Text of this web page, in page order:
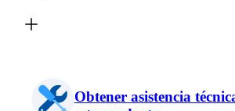
Obtener asistencia